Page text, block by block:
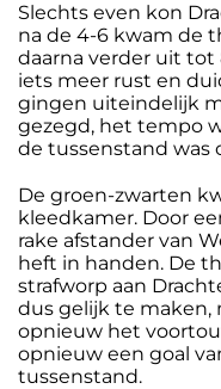
Slechts even kon
na de 4-6 kwam de
daarna verder uit tot
iets meer rust en
gingen uiteindelijk
gezegd, het tempo
de tussenstand was
De groen-zwarten
kleedkamer. Door
rake afstander van
heft in handen. De
strafworp aan
dus gelijk te maken,
opnieuw het
opnieuw een goal
tussenstand.